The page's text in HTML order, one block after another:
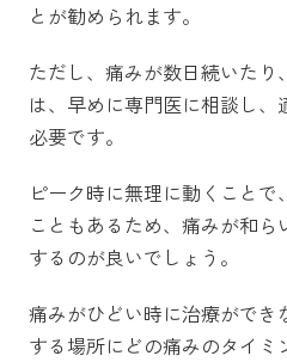
とが勧められます。
ただし、痛みが数日続いた
は、早めに専門医に相談し
必要です。
ピーク時に無理に動くこと
こともあるため、痛みが和
するのが良いでしょう。
痛みがひどい時に治療がで
する場所にどの痛みのタイ